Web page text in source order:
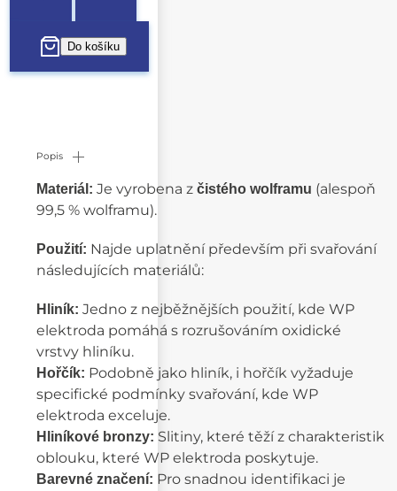
Popis
Materiál: Je vyrobena zčistého wolframu (alespoň
99,5 % wolframu).
Použití: Najde uplatnění především při svařování
následujících materiálů:
Hliník: Jedno z nejběžnějších použití, kde WP
elektroda pomáhá s rozrušováním oxidické
vrstvy hliníku.
Hořčík: Podobně jako hliník, i hořčík vyžaduje
specifické podmínky svařování, kde WP
elektroda exceluje.
Hliníkové bronzy: Slitiny, které těží z charakteristik
oblouku, které WP elektroda poskytuje.
Barevné značení: Pro snadnou identifikaci je